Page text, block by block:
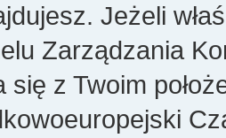
Jeżeli
Zarządzania
się z Twoim